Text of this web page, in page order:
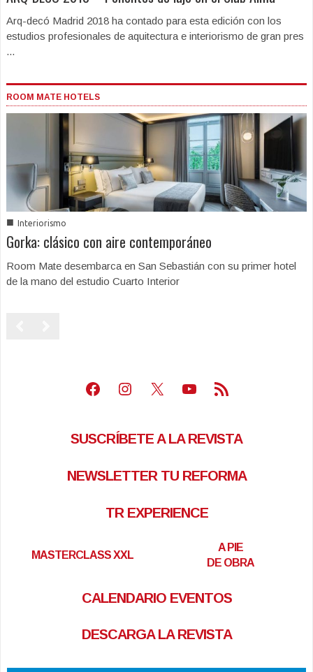
Arq-decó Madrid 2018 ha contado para esta edición con los
estudios profesionales de aquitectura e interiorismo de gran pres
...
ROOM MATE HOTELS
■ Interiorismo
Gorka: clásico con aire contemporáneo
Room Mate desembarca en San Sebastián con su primer hotel
de la mano del estudio Cuarto Interior
Facebook
Instagram
X Youtube
Feed RSS
SUSCRÍBETE A LA REVISTA
NEWSLETTER TU REFORMA
TR EXPERIENCE
MASTERCLASS XXL
A PIE
DE OBRA
CALENDARIO EVENTOS
DESCARGA LA REVISTA